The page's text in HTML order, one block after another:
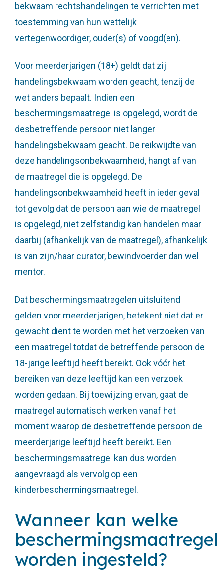
bekwaam rechtshandelingen te verrichten met
toestemming van hun wettelijk
vertegenwoordiger, ouder(s) of voogd(en).
Voor meerderjarigen (18+) geldt dat zij
handelingsbekwaam worden geacht, tenzij de
wet anders bepaalt. Indien een
beschermingsmaatregel is opgelegd, wordt de
desbetreffende persoon niet langer
handelingsbekwaam geacht. De reikwijdte van
deze handelingsonbekwaamheid, hangt af van
de maatregel die is opgelegd. De
handelingsonbekwaamheid heeft in ieder geval
tot gevolg dat de persoon aan wie de maatregel
is opgelegd, niet zelfstandig kan handelen maar
daarbij (afhankelijk van de maatregel), afhankelijk
is van zijn/haar curator, bewindvoerder dan wel
mentor.
Dat beschermingsmaatregelen uitsluitend
gelden voor meerderjarigen, betekent niet dat er
gewacht dient te worden met het verzoeken van
een maatregel totdat de betreffende persoon de
18-jarige leeftijd heeft bereikt. Ook vóór het
bereiken van deze leeftijd kan een verzoek
worden gedaan. Bij toewijzing ervan, gaat de
maatregel automatisch werken vanaf het
moment waarop de desbetreffende persoon de
meerderjarige leeftijd heeft bereikt. Een
beschermingsmaatregel kan dus worden
aangevraagd als vervolg op een
kinderbeschermingsmaatregel.
Wanneer kan welke
beschermingsmaatregel
worden ingesteld?